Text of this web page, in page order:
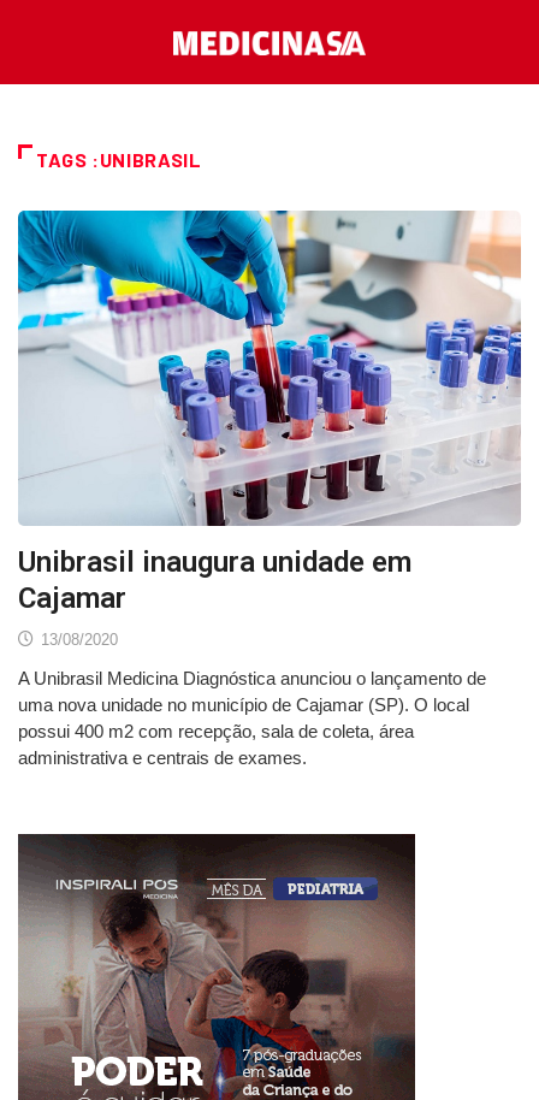
TAGS :UNIBRASIL
Unibrasil inaugura unidade em
Cajamar
13/08/2020
A Unibrasil Medicina Diagnóstica anunciou o lançamento de
uma nova unidade no município de Cajamar (SP). O local
possui 400 m2 com recepção, sala de coleta, área
administrativa e centrais de exames.